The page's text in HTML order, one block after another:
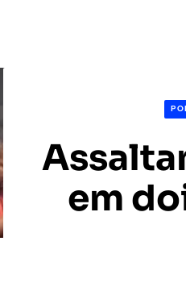
em